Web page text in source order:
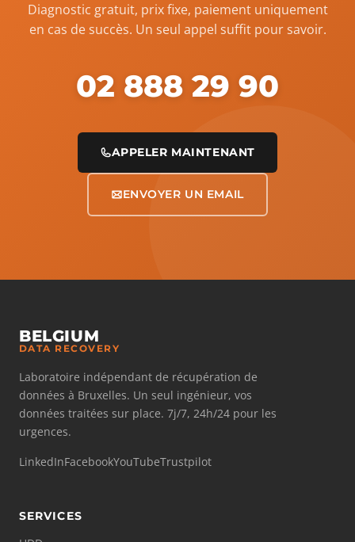
Diagnostic gratuit, prix fixe, paiement uniquement
en cas de succès. Un seul appel suffit pour savoir.
02 888 29 90
APPELER MAINTENANT
ENVOYER UN EMAIL
BELGIUM
DATA RECOVERY
Laboratoire indépendant de récupération de
données à Bruxelles. Un seul ingénieur, vos
données traitées sur place. 7j/7, 24h/24 pour les
urgences.
LinkedInFacebookYouTubeTrustpilot
SERVICES